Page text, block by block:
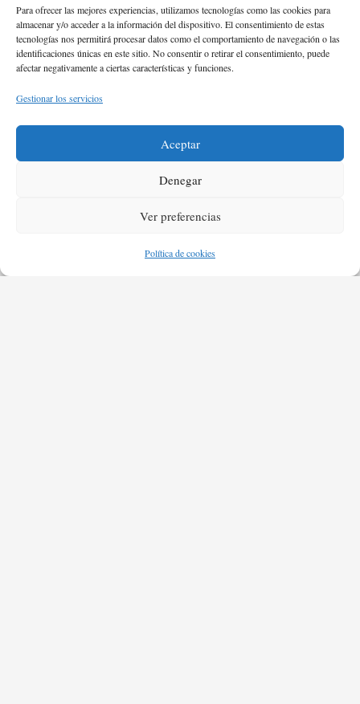
Para ofrecer las mejores experiencias, utilizamos tecnologías como las cookies para
almacenar y/o acceder a la información del dispositivo. El consentimiento de estas
tecnologías nos permitirá procesar datos como el comportamiento de navegación o las
identificaciones únicas en este sitio. No consentir o retirar el consentimiento, puede
afectar negativamente a ciertas características y funciones.
Gestionar los servicios
Aceptar
Denegar
Ver preferencias
Política de cookies